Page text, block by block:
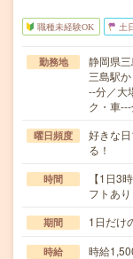
職種未経験OK 土
勤務地
静岡県
三島駅
--分／大
ク・車
曜日頻度
好きな
る！
時間
【1日3
フトあ
期間 1日だけ
時給 時給